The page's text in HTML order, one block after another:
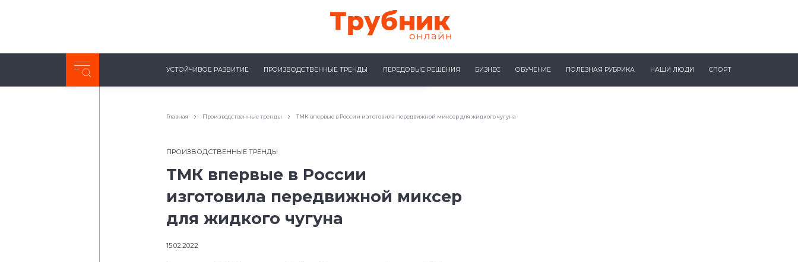
Неделя с ТМК. Выпуск №27 (225)
УСТОЙЧИВОЕ РАЗВИТИЕ ПРОИЗВОДСТВЕННЫЕ ТРЕНДЫ ПЕРЕДОВЫЕ РЕШЕНИЯ БИЗНЕС ОБУЧЕНИЕ ПОЛЕЗНАЯ РУБРИКА НАШИ ЛЮДИ СПОРТ
Главная Производственные тренды ТМК впервые в России изготовила передвижной миксер для жидкого чугуна
ПРОИЗВОДСТВЕННЫЕ ТРЕНДЫ
ТМК впервые в России
изготовила передвижной миксер
для жидкого чугуна
15.02.2022